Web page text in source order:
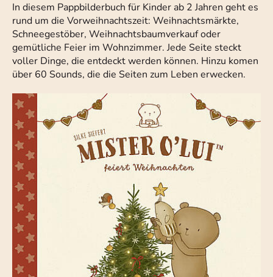
In diesem Pappbilderbuch für Kinder ab 2 Jahren geht es
rund um die Vorweihnachtszeit: Weihnachtsmärkte,
Schneegestöber, Weihnachtsbaumverkauf oder
gemütliche Feier im Wohnzimmer. Jede Seite steckt
voller Dinge, die entdeckt werden können. Hinzu komen
über 60 Sounds, die die Seiten zum Leben erwecken.